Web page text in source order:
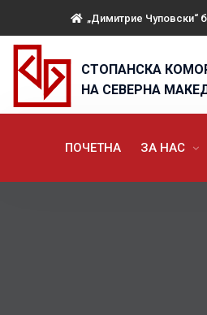
„Димитрие Чуповски“
СТОПАНСКА
НА СЕВЕРНА
ПОЧЕТНА ЗА НАС